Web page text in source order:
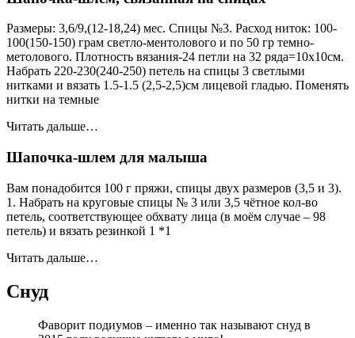
Размеры: 3,6/9,(12-18,24) мес. Спицы №3. Расход ниток: 100-
100(150-150) грам светло-ментолового и по 50 гр темно-
метолового. Плотность вязания-24 петли на 32 ряда=10х10см.
Набрать 220-230(240-250) петель на спицы 3 светлыми
нитками и вязать 1.5-1.5 (2,5-2,5)см лицевой гладью. Поменять
нитки на темные
Читать дальше…
Шапочка-шлем для малыша
Вам понадобится 100 г пряжи, спицы двух размеров (3,5 и 3).
1. Набрать на круговые спицы № 3 или 3,5 чётное кол-во
петель, соответствующее обхвату лица (в моём случае – 98
петель) и вязать резинкой 1 *1
Читать дальше…
Снуд
Фаворит подиумов – именно так называют снуд в